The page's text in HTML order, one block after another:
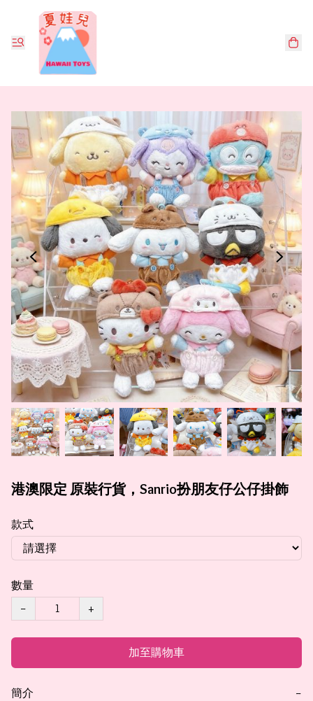
港澳限定 原裝行貨，Sanrio扮朋友仔公仔掛飾
款式
數量
−
+
加至購物車
簡介 −